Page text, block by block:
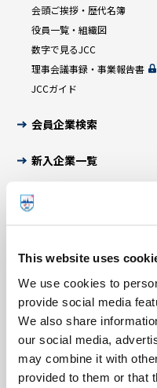
This website uses
We use cookies to
provide social media
We also share
our social media,
may combine it with
provided to them or that
会頭ご挨拶・歴代名簿
役員一覧・組織図
数字で見るJCC
理事会議事録・事業報告書
JCCガイド
会員企業検索
新入企業一覧
活動報告
会報誌「所報」
お知らせ
出版事業